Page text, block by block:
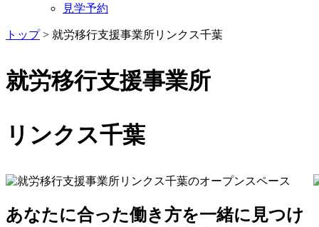
見学予約
トップ> 就労移行支援事業所リンクス千葉
就労移行支援事業所
リンクス千葉
あなたに合った働き方を一緒に見つけ